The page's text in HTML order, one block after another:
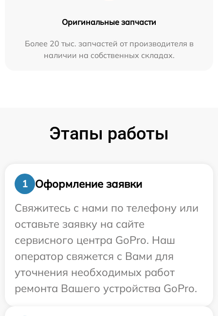
Оригинальные запчасти
Более 20 тыс. запчастей от производителя в
наличии на собственных складах.
Этапы работы
1
Оформление заявки
Свяжитесь с нами по телефону или
оставьте заявку на сайте
сервисного центра GoPro. Наш
оператор свяжется с Вами для
уточнения необходимых работ
ремонта Вашего устройства GoPro.